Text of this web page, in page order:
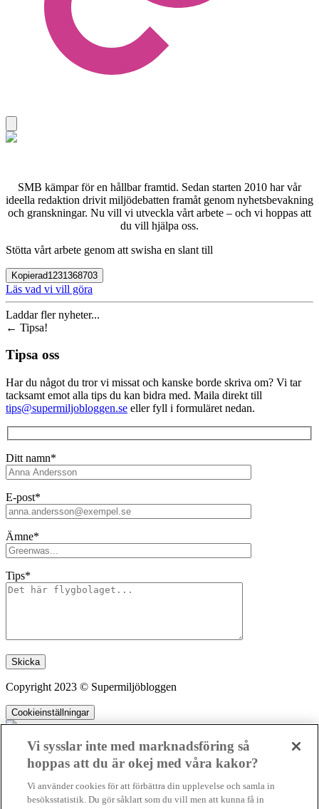
SMB kämpar för en hållbar framtid. Sedan starten 2010 har vår
ideella redaktion drivit miljödebatten framåt genom nyhetsbevakning
och granskningar. Nu vill vi utveckla vårt arbete – och vi hoppas att
du vill hjälpa oss.
Stötta vårt arbete genom att swisha en slant till
Kopierad1231368703
Läs vad vi vill göra
Laddar fler nyheter...
← Tipsa!
Tipsa oss
Har du något du tror vi missat och kanske borde skriva om? Vi tar
tacksamt emot alla tips du kan bidra med. Maila direkt till
tips@supermiljobloggen.se eller fyll i formuläret nedan.
Ditt namn*
E-post*
Ämne*
Tips*
Lämna detta fält tomt.
Copyright 2023 © Supermiljöbloggen
Cookieinställningar
ideella redaktion drivit miljödebatten framåt genom nyhetsbevakning
och granskningar. Nu vill vi utveckla vårt arbete – och vi hoppas att
Vi sysslar inte med marknadsföring så
hoppas att du är okej med våra kakor?
Vi använder cookies för att förbättra din upplevelse och samla in
besöksstatistik. Du gör såklart som du vill men att kunna få in